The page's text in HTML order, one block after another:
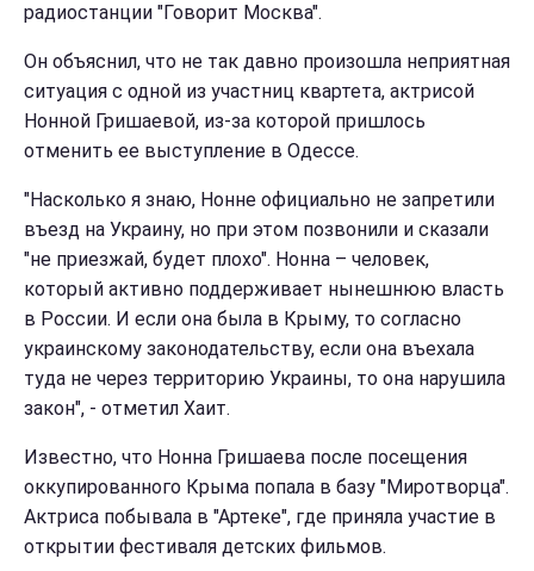
радиостанции "Говорит Москва".
Он объяснил, что не так давно произошла неприятная
ситуация с одной из участниц квартета, актрисой
Нонной Гришаевой, из-за которой пришлось
отменить ее выступление в Одессе.
"Насколько я знаю, Нонне официально не запретили
въезд на Украину, но при этом позвонили и сказали
"не приезжай, будет плохо". Нонна – человек,
который активно поддерживает нынешнюю власть
в России. И если она была в Крыму, то согласно
украинскому законодательству, если она въехала
туда не через территорию Украины, то она нарушила
закон", - отметил Хаит.
Известно, что Нонна Гришаева после посещения
оккупированного Крыма попала в базу "Миротворца".
Актриса побывала в "Артеке", где приняла участие в
открытии фестиваля детских фильмов.